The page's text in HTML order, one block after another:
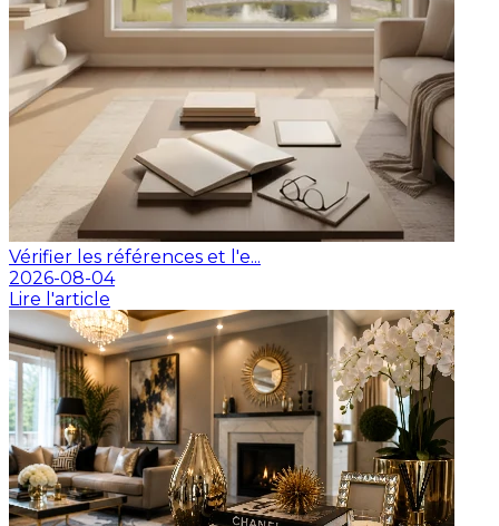
Vérifier les références et l'e...
2026-08-04
Lire l'article